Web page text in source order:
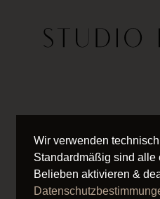
ÜBER
Wir verwenden
Standardmäßig sind alle
Belieben aktivieren &